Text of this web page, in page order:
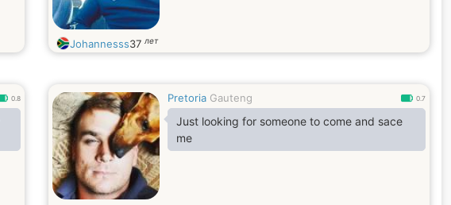
Johannesss37 лет
0.8 Pretoria Gauteng 0.7
Just looking for someone to come and sace
me